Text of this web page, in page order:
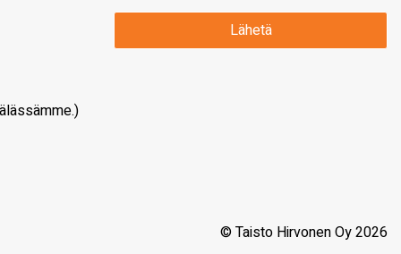
© Taisto Hirvonen Oy 2026